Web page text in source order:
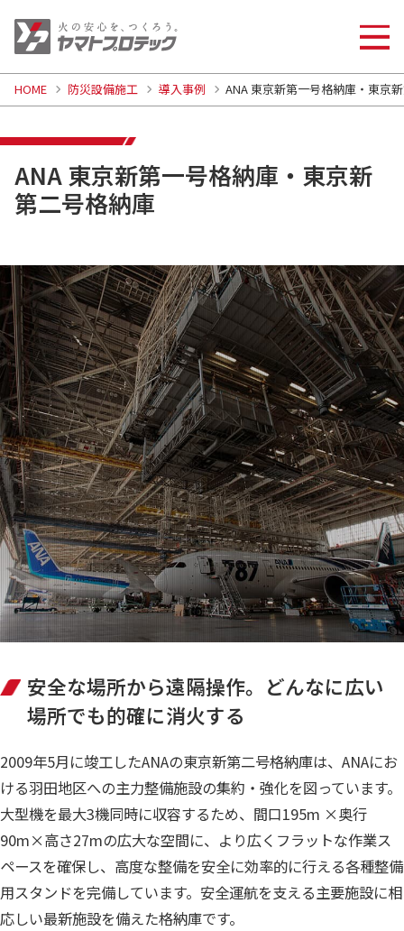
ANA 東京新第一号格納庫・東京新
第二号格納庫
HOME 防災設備施工 導入事例 ANA 東京新第一号格納庫・東京
安全な場所から遠隔操作。どんなに広い
場所でも的確に消火する
2009年5月に竣工したANAの東京新第二号格納庫は、ANAにお
ける羽田地区への主力整備施設の集約・強化を図っています。
大型機を最大3機同時に収容するため、間口195m ×奥行
90m×高さ27mの広大な空間に、より広くフラットな作業ス
ペースを確保し、高度な整備を安全に効率的に行える各種整備
用スタンドを完備しています。安全運航を支える主要施設に相
応しい最新施設を備えた格納庫です。